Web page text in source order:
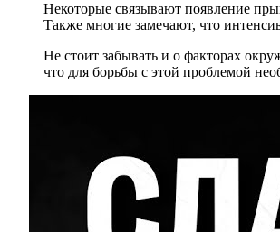
Некоторые связывают появление
Также многие замечают, что
Не стоит забывать и о факторах
что для борьбы с этой проблемой